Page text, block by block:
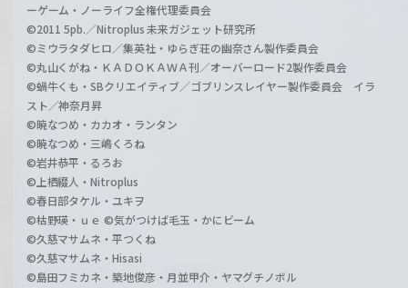
ーゲーム・ノーライフ全権代理委員会
©2011 5pb.／Nitroplus 未来ガジェット研究所
©ミウラタダヒロ／集英社・ゆらぎ荘の幽奈さん製作委員会
©丸山くがね・ＫＡＤＯＫＡＷＡ刊／オーバーロード2製作委員会
©蝸牛くも・SBクリエイティブ／ゴブリンスレイヤー製作委員会 イラ
スト／神奈月昇
©暁なつめ・カカオ・ランタン
©暁なつめ・三嶋くろね
©岩井恭平・るろお
©上栖綴人・Nitroplus
©春日部タケル・ユキヲ
©枯野瑛・ｕｅ ©気がつけば毛玉・かにビーム
©久慈マサムネ・平つくね
©久慈マサムネ・Hisasi
©島田フミカネ・築地俊彦・月並甲介・ヤマグチノボル